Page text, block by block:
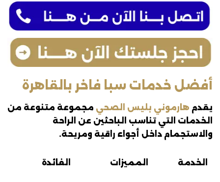
أفضل خدمات سبا فاخر بالقاهرة
يقدم هارموني بليس الصحي مجموعة متنوعة من
الخدمات التي تناسب الباحثين عن الراحة
والاستجمام داخل أجواء راقية ومريحة.
الخدمة المميزات الفائدة